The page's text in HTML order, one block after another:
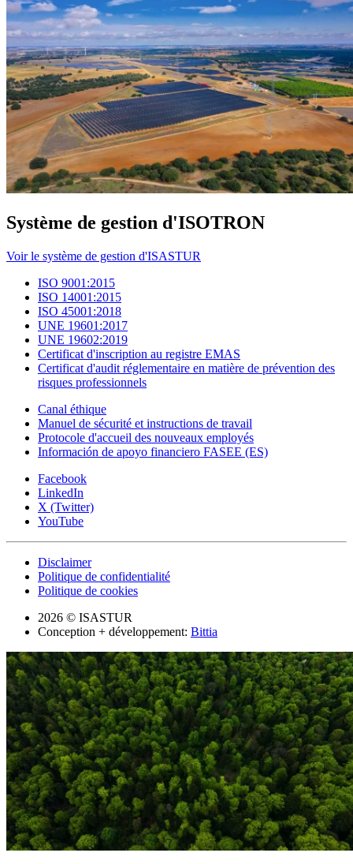
Système de gestion d'ISOTRON
Voir le système de gestion d'ISASTUR
ISO 9001:2015
ISO 14001:2015
ISO 45001:2018
UNE 19601:2017
UNE 19602:2019
Certificat d'inscription au registre EMAS
Certificat d'audit réglementaire en matière de prévention des
risques professionnels
Canal éthique
Manuel de sécurité et instructions de travail
Protocole d'accueil des nouveaux employés
Información de apoyo financiero FASEE (ES)
Facebook
LinkedIn
X (Twitter)
YouTube
Disclaimer
Politique de confidentialité
Politique de cookies
2026 © ISASTUR
Conception + développement: Bittia